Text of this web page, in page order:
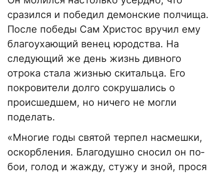
сразился и победил демонские полчища.
После победы Сам Христос вручил ему
благоухающий венец юродства. На
следующий же день жизнь дивного
отрока стала жизнью скитальца. Его
покровители долго сокрушались о
происшедшем, но ничего не могли
поделать.
«Мно­гие го­ды свя­той тер­пел на­смеш­ки,
оскорб­ле­ния. Бла­го­душ­но сносил он по­
бои, го­лод и жаж­ду, сту­жу и зной, про­ся